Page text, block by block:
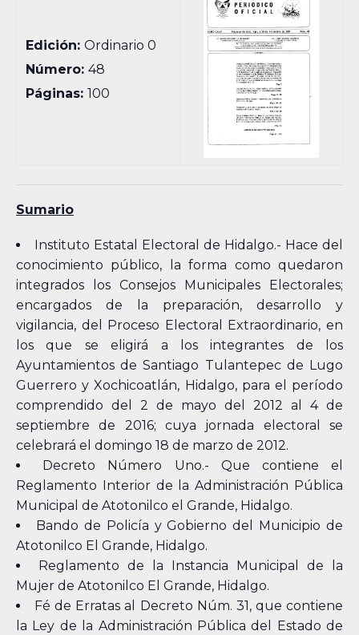
Edición:Ordinario 0
Número:48
Páginas:100
Sumario
Instituto Estatal Electoral de Hidalgo.- Hace del
conocimiento público, la forma como quedaron
integrados los Consejos Municipales Electorales;
encargados de la preparación, desarrollo y
vigilancia, del Proceso Electoral Extraordinario, en
los que se eligirá a los integrantes de los
Ayuntamientos de Santiago Tulantepec de Lugo
Guerrero y Xochicoatlán, Hidalgo, para el período
comprendido del 2 de mayo del 2012 al 4 de
septiembre de 2016; cuya jornada electoral se
celebrará el domingo 18 de marzo de 2012.
Decreto Número Uno.- Que contiene el
Reglamento Interior de la Administración Pública
Municipal de Atotonilco el Grande, Hidalgo.
Bando de Policía y Gobierno del Municipio de
Atotonilco El Grande, Hidalgo.
Reglamento de la Instancia Municipal de la
Mujer de Atotonilco El Grande, Hidalgo.
Fé de Erratas al Decreto Núm. 31, que contiene
la Ley de la Administración Pública del Estado de